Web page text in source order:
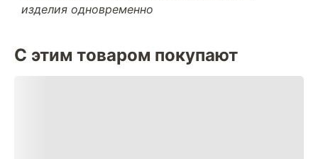
изделия одновременно
С этим товаром покупают